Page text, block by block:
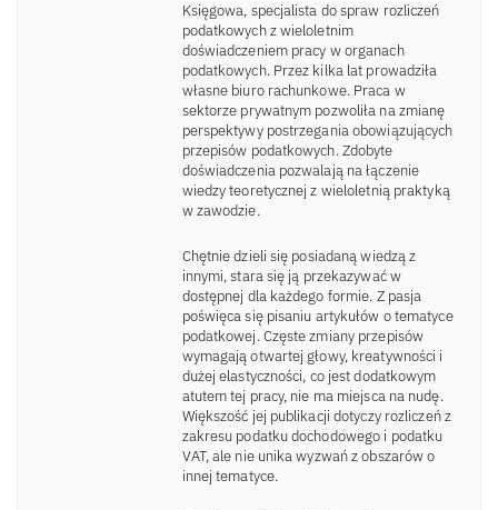
Księgowa, specjalista do spraw rozliczeń
podatkowych z wieloletnim
doświadczeniem pracy w organach
podatkowych. Przez kilka lat prowadziła
własne biuro rachunkowe. Praca w
sektorze prywatnym pozwoliła na zmianę
perspektywy postrzegania obowiązujących
przepisów podatkowych. Zdobyte
doświadczenia pozwalają na łączenie
wiedzy teoretycznej z wieloletnią praktyką
w zawodzie.
Chętnie dzieli się posiadaną wiedzą z
innymi, stara się ją przekazywać w
dostępnej dla każdego formie. Z pasja
poświęca się pisaniu artykułów o tematyce
podatkowej. Częste zmiany przepisów
wymagają otwartej głowy, kreatywności i
dużej elastyczności, co jest dodatkowym
atutem tej pracy, nie ma miejsca na nudę.
Większość jej publikacji dotyczy rozliczeń z
zakresu podatku dochodowego i podatku
VAT, ale nie unika wyzwań z obszarów o
innej tematyce.